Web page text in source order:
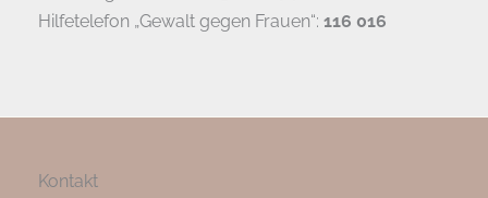
Hilfetelefon „Gewalt gegen Frauen“: 116 016
Kontakt